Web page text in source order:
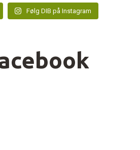
Følg DIB på Instagram